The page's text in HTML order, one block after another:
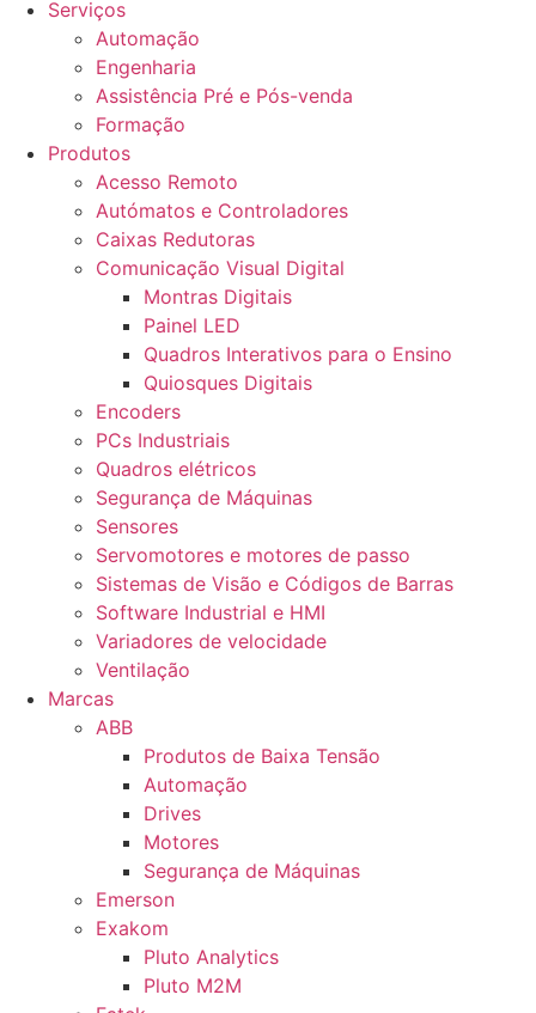
Serviços
Automação
Engenharia
Assistência Pré e Pós-venda
Formação
Produtos
Acesso Remoto
Autómatos e Controladores
Caixas Redutoras
Comunicação Visual Digital
Montras Digitais
Painel LED
Quadros Interativos para o Ensino
Quiosques Digitais
Encoders
PCs Industriais
Quadros elétricos
Segurança de Máquinas
Sensores
Servomotores e motores de passo
Sistemas de Visão e Códigos de Barras
Software Industrial e HMI
Variadores de velocidade
Ventilação
Marcas
ABB
Produtos de Baixa Tensão
Automação
Drives
Motores
Segurança de Máquinas
Emerson
Exakom
Pluto Analytics
Pluto M2M